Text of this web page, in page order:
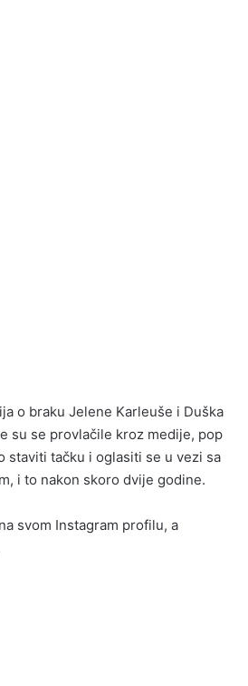
o braku Jelene Karleuše i Duška
su se provlačile kroz medije, pop
staviti tačku i oglasiti se u vezi sa
i to nakon skoro dvije godine.
svom Instagram profilu, a